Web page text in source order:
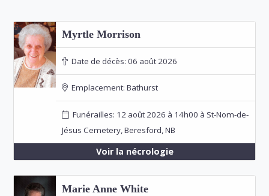
Myrtle Morrison
Date de décès: 06 août 2026
Emplacement: Bathurst
Funérailles: 12 août 2026 à 14h00 à St-Nom-de-
Jésus Cemetery, Beresford, NB
Voir la nécrologie
Marie Anne White